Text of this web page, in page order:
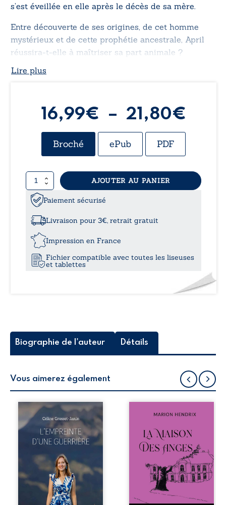
s’est éveillée en elle après le décès de sa mère.
Entre découverte de ses origines, de cet homme
mystérieux et de cette prophétie ancestrale, April
réussira-t-elle à maîtriser sa part animale ?
Lire plus
16,99€ – 21,80€
de
Broché ePub PDF
quantité
de
La
louve
originelle
Tome
AJOUTER AU PANIER
Paiement sécurisé
Livraison pour 3€, retrait gratuit
Impression en France
Fichier compatible avec toutes les liseuses
et tablettes
Biographie de l'auteur Détails
Vous aimerez également
Que reste-t-il de
l’enfance lorsque
la maladie impose
ses propres règles
? L’empreinte
d’une guerrière
livre, sans détour,
le récit d’un
quotidien
bouleversé par la
maladie
Nous sommes en
après le décès du
patriarche
Anatole-Eustache.
La famille devra
affronter non
seulement un
inconnu qui rôde
autour du
domaine et dont